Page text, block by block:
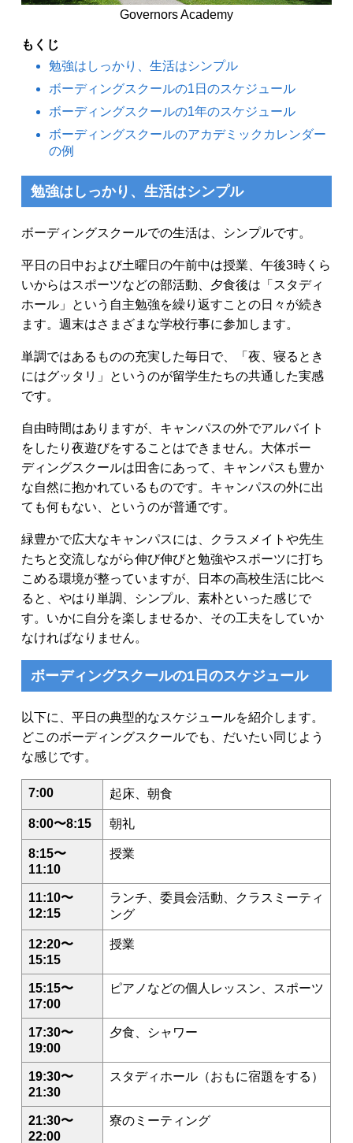
Governors Academy
もくじ
勉強はしっかり、生活はシンプル
ボーディングスクールの1日のスケジュール
ボーディングスクールの1年のスケジュール
ボーディングスクールのアカデミックカレンダー
の例
勉強はしっかり、生活はシンプル
ボーディングスクールでの生活は、シンプルです。
平日の日中および土曜日の午前中は授業、午後3時くら
いからはスポーツなどの部活動、夕食後は「スタディ
ホール」という自主勉強を繰り返すことの日々が続き
ます。週末はさまざまな学校行事に参加します。
単調ではあるものの充実した毎日で、「夜、寝るとき
にはグッタリ」というのが留学生たちの共通した実感
です。
自由時間はありますが、キャンパスの外でアルバイト
をしたり夜遊びをすることはできません。大体ボー
ディングスクールは田舎にあって、キャンパスも豊か
な自然に抱かれているものです。キャンパスの外に出
ても何もない、というのが普通です。
緑豊かで広大なキャンパスには、クラスメイトや先生
たちと交流しながら伸び伸びと勉強やスポーツに打ち
こめる環境が整っていますが、日本の高校生活に比べ
ると、やはり単調、シンプル、素朴といった感じで
す。いかに自分を楽しませるか、その工夫をしていか
なければなりません。
ボーディングスクールの1日のスケジュール
以下に、平日の典型的なスケジュールを紹介します。
どこのボーディングスクールでも、だいたい同じよう
な感じです。
7:00 起床、朝食
8:00〜8:15 朝礼
8:15〜
11:10
授業
11:10〜
12:15
ランチ、委員会活動、クラスミーティ
ング
12:20〜
15:15
授業
15:15〜
17:00
ピアノなどの個人レッスン、スポーツ
17:30〜
19:00
夕食、シャワー
19:30〜
21:30
スタディホール（おもに宿題をする）
21:30〜
22:00
寮のミーティング